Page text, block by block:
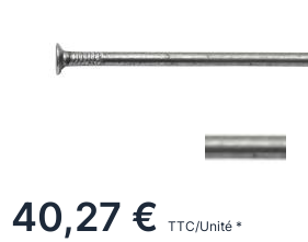
40,27 €
TTC/Unité *